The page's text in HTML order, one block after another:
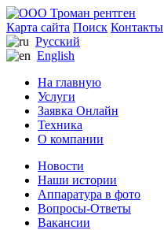
Карта сайта Поиск Контакты
Русский
English
На главную
Услуги
Заявка Онлайн
Техника
О компании
Новости
Наши истории
Аппаратура в фото
Вопросы-Ответы
Вакансии